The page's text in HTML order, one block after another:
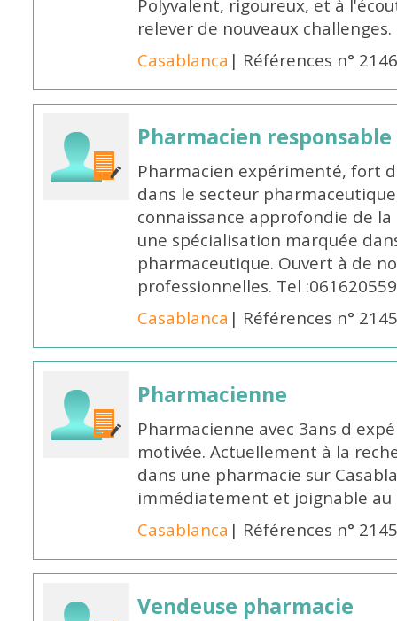
Polyvalent, rigoureux, et à
relever de nouveaux
Casablanca | Références n°
Pharmacien responsable
Pharmacien expérimenté, fort
dans le secteur
connaissance approfondie de
une spécialisation marquée
pharmaceutique. Ouvert à de
professionnelles. Tel
Casablanca | Références n°
Pharmacienne
Pharmacienne avec 3ans d
motivée. Actuellement à la
dans une pharmacie sur
immédiatement et joignable au
Casablanca | Références n°
Vendeuse pharmacie